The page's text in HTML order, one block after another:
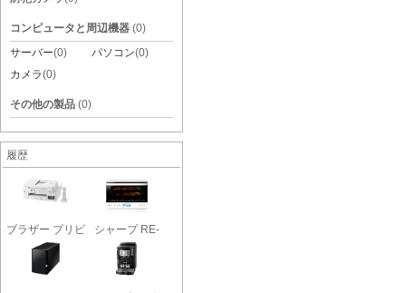
コンピュータと周辺機器 (0)
サーバー(0) パソコン(0)
カメラ(0)
その他の製品 (0)
履歴
ブラザー プリビ
オ MFC..
シャープ RE-
SS26B